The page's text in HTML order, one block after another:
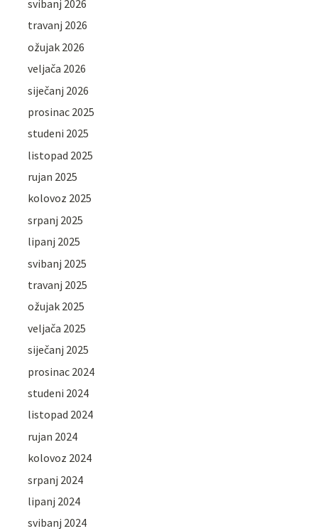
svibanj 2026
travanj 2026
ožujak 2026
veljača 2026
siječanj 2026
prosinac 2025
studeni 2025
listopad 2025
rujan 2025
kolovoz 2025
srpanj 2025
lipanj 2025
svibanj 2025
travanj 2025
ožujak 2025
veljača 2025
siječanj 2025
prosinac 2024
studeni 2024
listopad 2024
rujan 2024
kolovoz 2024
srpanj 2024
lipanj 2024
svibanj 2024